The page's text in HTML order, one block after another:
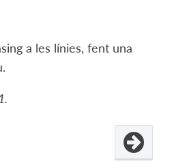
a les línies, fent una